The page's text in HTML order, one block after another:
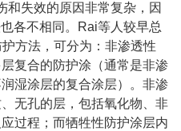
和失效的原因非常复杂，因
各不相同。 Rai等人较早总
护方法，可分为：非渗透性
复合的防护涂（通常是非渗
湿涂层的复合涂层）。非渗
无孔的层，包括氧化物、非
过程；而牺牲性防护涂层内